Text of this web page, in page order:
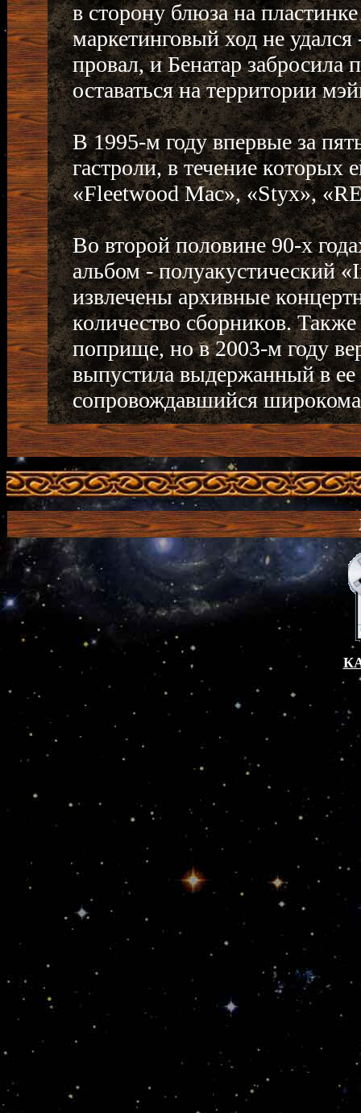
в сторону блюза на
маркетинговый ход не
провал, и Бенатар забросила
оставаться на территории
В 1995-м году впервые за
гастроли, в течение которых
«Fleetwood Mac», «Styx»,
Во второй половине 90-х
альбом - полуакустический
извлечены архивные
количество сборников.
поприще, но в 2003-м году
выпустила выдержанный в
сопровождавшийся